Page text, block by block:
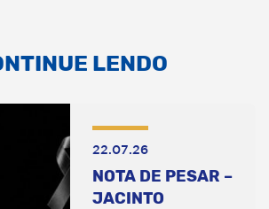
LENDO
22.07.26
NOTA DE PESAR –
JACINTO